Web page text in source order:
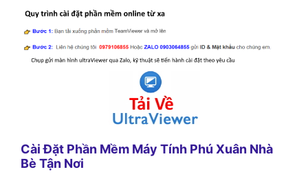
Cài Đặt Phần Mềm Máy Tính Phú Xuân Nhà
Bè Tận Nơi